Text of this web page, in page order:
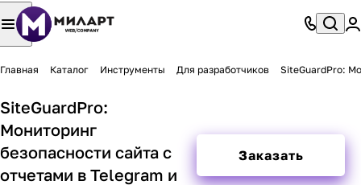
Главная Каталог Инструменты Для разработчиков SiteGuardPro:
SiteGuardPro:
Мониторинг
безопасности сайта c
отчетами в Telegram и
Заказать